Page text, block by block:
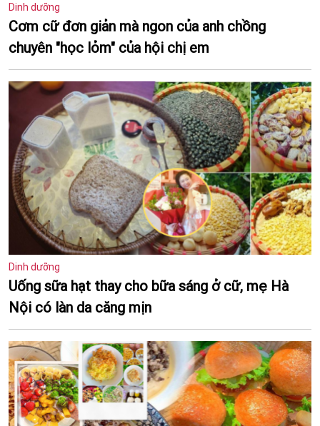
Dinh dưỡng
Cơm cữ đơn giản mà ngon của anh chồng
chuyên "học lỏm" của hội chị em
Dinh dưỡng
Uống sữa hạt thay cho bữa sáng ở cữ, mẹ Hà
Nội có làn da căng mịn